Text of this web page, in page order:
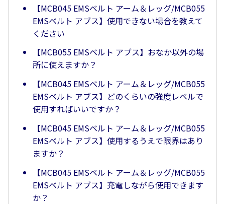
【MCB045 EMSベルト アーム＆レッグ/MCB055
EMSベルト アブス】使用できない場合を教えて
ください
【MCB055 EMSベルト アブス】おなか以外の場
所に使えますか？
【MCB045 EMSベルト アーム＆レッグ/MCB055
EMSベルト アブス】どのくらいの強度レベルで
使用すればいいですか？
【MCB045 EMSベルト アーム＆レッグ/MCB055
EMSベルト アブス】使用するうえで限界はあり
ますか？
【MCB045 EMSベルト アーム＆レッグ/MCB055
EMSベルト アブス】充電しながら使用できます
か？